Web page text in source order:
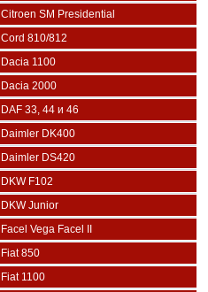
Citroen SM Presidential
Cord 810/812
Dacia 1100
Dacia 2000
DAF 33, 44 и 46
Daimler DK400
Daimler DS420
DKW F102
DKW Junior
Facel Vega Facel II
Fiat 850
Fiat 1100